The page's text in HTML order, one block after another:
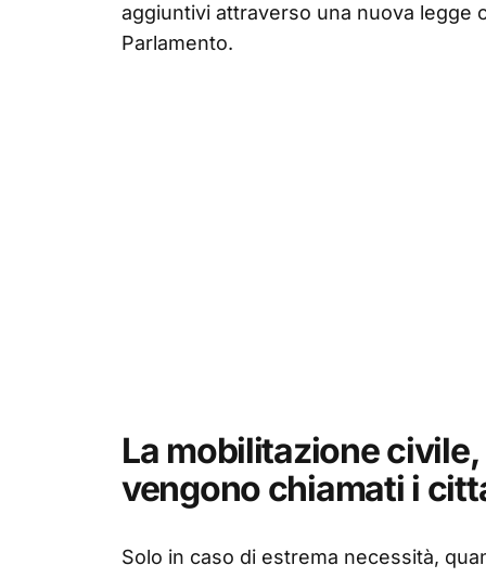
aggiuntivi attraverso una nuova legge
Parlamento.
La mobilitazione
vengono chiamati i
Solo in caso di estrema necessità,